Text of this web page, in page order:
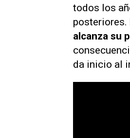
todos los
posteriores.
alcanza su
da inicio al